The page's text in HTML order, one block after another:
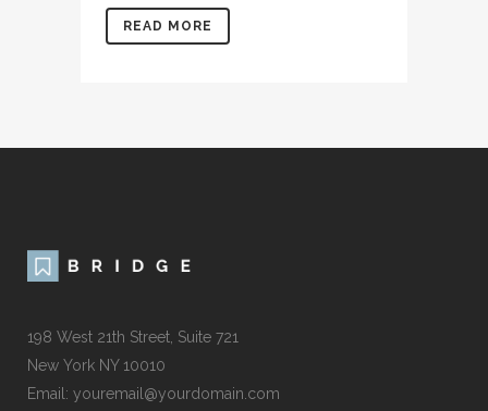
READ MORE
198 West 21th Street, Suite 721
New York NY 10010
Email: youremail@yourdomain.com